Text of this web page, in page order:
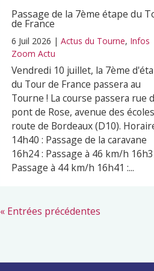
Passage de la 7ème étape du
de France
6 Juil 2026 | Actus du Tourne, Infos
Zoom Actu
Vendredi 10 juillet, la 7ème
du Tour de France passera au
Tourne ! La course passera rue
pont de Rose, avenue des
route de Bordeaux (D10).
14h40 : Passage de la caravane
16h24 : Passage à 46 km/h
Passage à 44 km/h 16h41 :...
« Entrées précédentes